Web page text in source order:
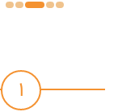
1